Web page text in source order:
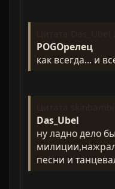
POGOрелец
как всегда... и
Das_Ubel
ну ладно дело
песни и